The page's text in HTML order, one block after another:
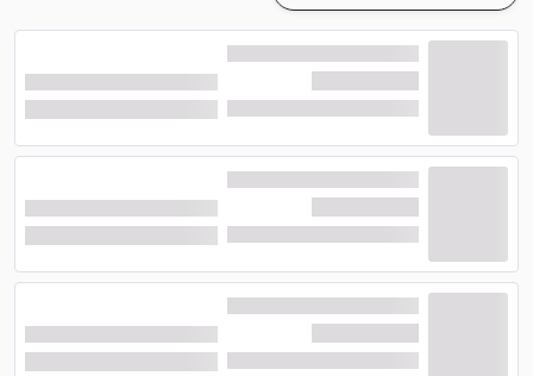
آشپزخانه مجهز
وسایل پخت و پز
حمام با کابین دوش
سرویس بهداشتی
لوازم آرایشی رایگان